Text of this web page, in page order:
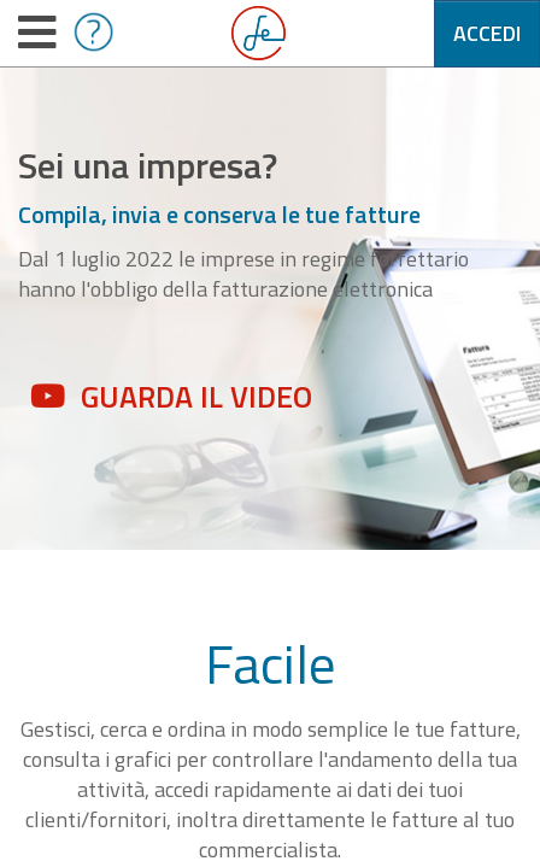
ACCEDI
Sei una impresa?
Compila, invia e conserva le tue fatture
Dal 1 luglio 2022 le imprese in regime forfettario
hanno l'obbligo della fatturazione elettronica
GUARDA IL VIDEO
Facile
Gestisci, cerca e ordina in modo semplice le tue fatture,
consulta i grafici per controllare l'andamento della tua
attività, accedi rapidamente ai dati dei tuoi
clienti/fornitori, inoltra direttamente le fatture al tuo
commercialista.